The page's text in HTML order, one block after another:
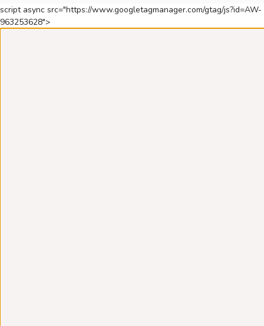
script async src="https://www.googletagmanager.com/gtag/js?id=AW-
963253628">